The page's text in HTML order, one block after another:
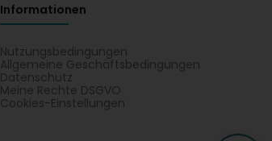
Informationen
Nutzungsbedingungen
Allgemeine Geschäftsbedingungen
Datenschutz
Meine Rechte DSGVO
Cookies-Einstellungen